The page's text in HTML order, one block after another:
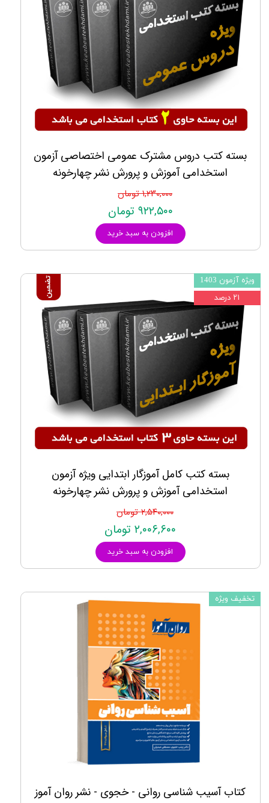
بسته کتب دروس مشترک عمومی اختصاصی آزمون
استخدامی آموزش و پرورش نشر چهارخونه
۱,۲۳۰,۰۰۰ تومان
۹۲۲,۵۰۰ تومان
افزودن به سبد خرید
بسته کتب کامل آموزگار ابتدایی ویژه آزمون
استخدامی آموزش و پرورش نشر چهارخونه
۲,۵۴۰,۰۰۰ تومان
۲,۰۰۶,۶۰۰ تومان
افزودن به سبد خرید
ویژه آزمون 1403
۲۱ درصد
کتاب آسیب شناسی روانی - خجوی - نشر روان آموز
تخفیف ویژه